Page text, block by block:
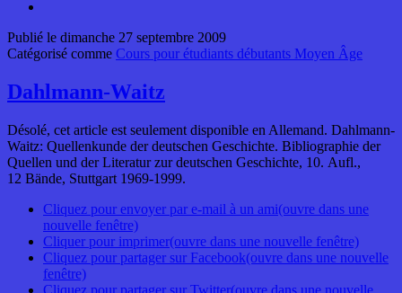
Publié le dimanche 27 septembre 2009
Catégorisé comme Cours pour étudiants débutants Moyen Âge
Dahlmann-Waitz
Désolé, cet article est seulement disponible en Allemand. Dahlmann-
Waitz: Quellenkunde der deutschen Geschichte. Bibliographie der
Quellen und der Literatur zur deutschen Geschichte, 10. Aufl.,
12 Bände, Stuttgart 1969-1999.
Cliquez pour envoyer par e-mail à un ami(ouvre dans une
nouvelle fenêtre)
Cliquer pour imprimer(ouvre dans une nouvelle fenêtre)
Cliquez pour partager sur Facebook(ouvre dans une nouvelle
fenêtre)
Cliquez pour partager sur Twitter(ouvre dans une nouvelle